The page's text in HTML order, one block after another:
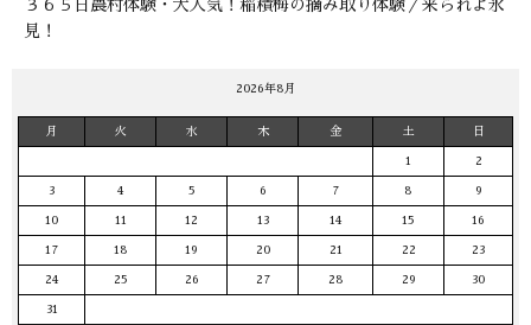
３６５日農村体験・大人気！稲積梅の摘み取り体験／来られよ氷
見！
2026年8月
月 火 水 木 金 土 日
1 2
3 4 5 6 7 8 9
10 11 12 13 14 15 16
17 18 19 20 21 22 23
24 25 26 27 28 29 30
31